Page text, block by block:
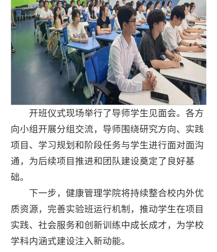
开班仪式现场举行了导师学生见面会。各方
向小组开展分组交流，导师围绕研究方向、实践
项目、学习规划和阶段任务与学生进行面对面沟
通，为后续项目推进和团队建设奠定了良好基
础。
下一步，健康管理学院将持续整合校内外优
质资源，完善实验班运行机制，推动学生在项目
实践、社会服务和创新训练中成长成才，为学校
学科内涵式建设注入新动能。